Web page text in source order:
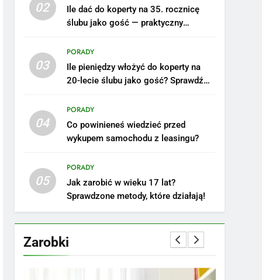
02
Ile dać do koperty na 35. rocznicę
ślubu jako gość — praktyczny
03
PORADY
Ile pieniędzy włożyć do koperty na
20-lecie ślubu jako gość? Sprawdź
04
PORADY
Co powinieneś wiedzieć przed
wykupem samochodu z leasingu?
05
PORADY
Jak zarobić w wieku 17 lat?
Sprawdzone metody, które działają!
Zarobki
na tym stanowisku
ZAROBKI
szkole: pomysły i